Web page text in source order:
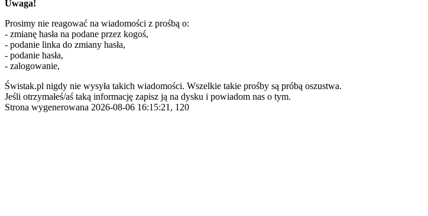
Uwaga!
Prosimy nie reagować na wiadomości z prośbą o:
- zmianę hasła na podane przez kogoś,
- podanie linka do zmiany hasła,
- podanie hasła,
- zalogowanie,
Świstak.pl nigdy nie wysyła takich wiadomości. Wszelkie takie prośby są próbą oszustwa.
Jeśli otrzymałeś/aś taką informację zapisz ją na dysku i powiadom nas o tym.
Strona wygenerowana 2026-08-06 16:15:21, 120